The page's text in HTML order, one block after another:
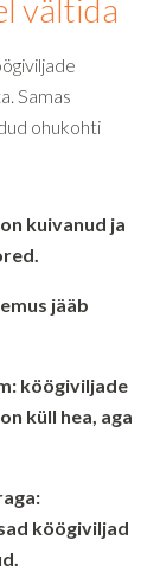
vältida
Samas
ohukohti
kuivanud ja
jääb
köögiviljade
küll hea, aga
köögiviljad